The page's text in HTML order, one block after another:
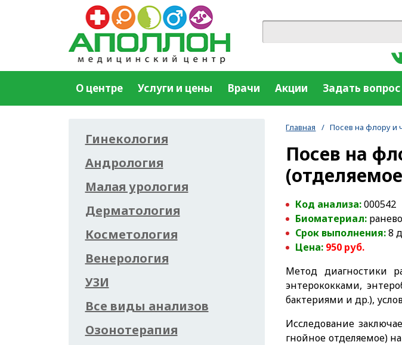
О центре Услуги и цены Врачи Акции Задать вопрос
Главная / Посев на флору и
Посев на
Код анализа:000542
Биоматериал:
Срок выполнения:8
Цена: 950 руб.
Метод диагностики
энтерококками,
бактериями и др.),
Исследование
гнойное отделяемое)
Гинекология
Андрология
Малая урология
Дерматология
Косметология
Венерология
УЗИ
Все виды анализов
Озонотерапия